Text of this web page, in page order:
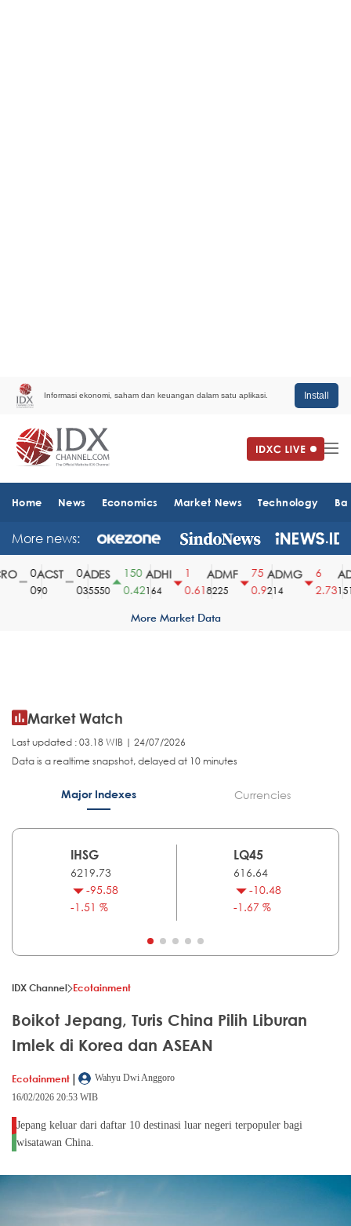
Informasi ekonomi, saham dan keuangan dalam satu aplikasi. Install
Home News Economics Market News Technology
More news:
ACST
90
ADES
35550
150
0.42
ADHI
164
0.61
ADMF
8225
75
0.9
ADMG
214
2.731510
More Market Data
Market Watch
Last updated : 03.18 WIB | 24/07/2026
Data is a realtime snapshot, delayed at 10 minutes
Major Indexes Currencies
IHSG
6219.73
-95.58
-1.51 %
LQ45
616.64
-10.48
-1.67 %
IDX Channel Ecotainment
Boikot Jepang, Turis China Pilih Liburan
Imlek di Korea dan ASEAN
Ecotainment |
Wahyu Dwi Anggoro
16/02/2026 20:53 WIB
Jepang keluar dari daftar 10 destinasi luar negeri terpopuler bagi
wisatawan China.